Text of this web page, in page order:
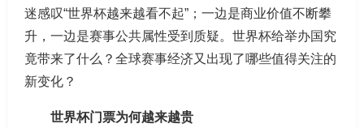
迷感叹“世界杯越来越看不起”；一边是商业价值不断攀
升，一边是赛事公共属性受到质疑。世界杯给举办国究
竟带来了什么？全球赛事经济又出现了哪些值得关注的
新变化？
世界杯门票为何越来越贵